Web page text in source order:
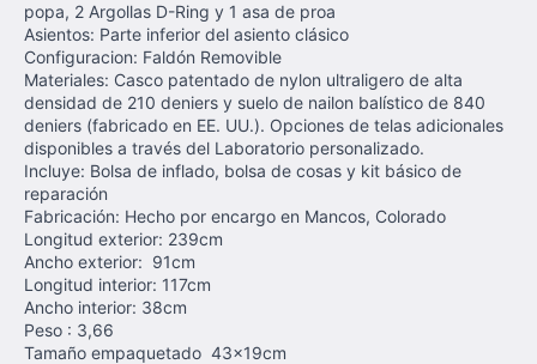
popa, 2 Argollas D-Ring y 1 asa de proa
Asientos: Parte inferior del asiento clásico
Configuracion: Faldón Removible
Materiales: Casco patentado de nylon ultraligero de alta
densidad de 210 deniers y suelo de nailon balístico de 840
deniers (fabricado en EE. UU.). Opciones de telas adicionales
disponibles a través del Laboratorio personalizado.
Incluye: Bolsa de inflado, bolsa de cosas y kit básico de
reparación
Fabricación: Hecho por encargo en Mancos, Colorado
Longitud exterior: 239cm
Ancho exterior: 91cm
Longitud interior: 117cm
Ancho interior: 38cm
Peso : 3,66
Tamaño empaquetado 43x19cm